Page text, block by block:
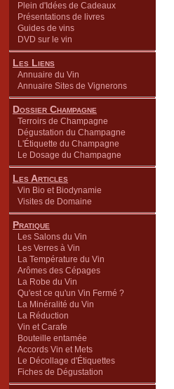
Plein d'Idées de Cadeaux
Présentations de livres
Guides de vins
DVD sur le vin
Les Liens
Annuaire du Vin
Annuaire Sites de Vignerons
Dossier Champagne
Terroirs de Champagne
Dégustation du Champagne
L'Étiquette du Champagne
Le Dosage du Champagne
Les Articles
Vin Bio et Biodynamie
Visites de Domaine
Pratique
Les Salons du Vin
Les Verres à Vin
La Température du Vin
Arômes des Cépages
La Robe du Vin
Qu'est ce qu'un Vin Fermé ?
La Minéralité du Vin
La Réduction
Vin et Carafe
Bouteille entamée
Accords Vin et Mets
Le Décollage d'Étiquettes
Fiches de Dégustation